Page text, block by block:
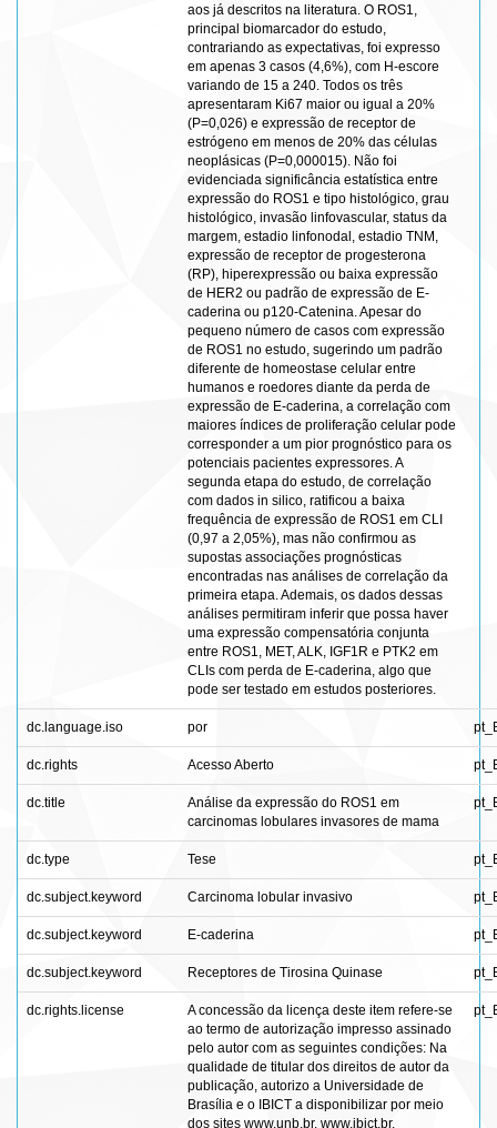
aos já descritos na literatura. O ROS1,
principal biomarcador do estudo,
contrariando as expectativas, foi expresso
em apenas 3 casos (4,6%), com H-escore
variando de 15 a 240. Todos os três
apresentaram Ki67 maior ou igual a 20%
(P=0,026) e expressão de receptor de
estrógeno em menos de 20% das células
neoplásicas (P=0,000015). Não foi
evidenciada significância estatística entre
expressão do ROS1 e tipo histológico, grau
histológico, invasão linfovascular, status da
margem, estadio linfonodal, estadio TNM,
expressão de receptor de progesterona
(RP), hiperexpressão ou baixa expressão
de HER2 ou padrão de expressão de E-
caderina ou p120-Catenina. Apesar do
pequeno número de casos com expressão
de ROS1 no estudo, sugerindo um padrão
diferente de homeostase celular entre
humanos e roedores diante da perda de
expressão de E-caderina, a correlação com
maiores índices de proliferação celular pode
corresponder a um pior prognóstico para os
potenciais pacientes expressores. A
segunda etapa do estudo, de correlação
com dados in silico, ratificou a baixa
frequência de expressão de ROS1 em CLI
(0,97 a 2,05%), mas não confirmou as
supostas associações prognósticas
encontradas nas análises de correlação da
primeira etapa. Ademais, os dados dessas
análises permitiram inferir que possa haver
uma expressão compensatória conjunta
entre ROS1, MET, ALK, IGF1R e PTK2 em
CLIs com perda de E-caderina, algo que
pode ser testado em estudos posteriores.
dc.language.iso por
dc.rights Acesso Aberto
dc.title
Análise da expressão do ROS1 em
carcinomas lobulares invasores de mama
dc.type Tese
dc.subject.keyword Carcinoma lobular invasivo
dc.subject.keyword E-caderina
dc.subject.keyword Receptores de Tirosina Quinase
dc.rights.license
A concessão da licença deste item refere-se
ao termo de autorização impresso assinado
pelo autor com as seguintes condições: Na
qualidade de titular dos direitos de autor da
publicação, autorizo a Universidade de
Brasília e o IBICT a disponibilizar por meio
dos sites www.unb.br, www.ibict.br,